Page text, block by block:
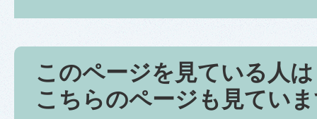
このページを見ている人は
こちらのページも見てい